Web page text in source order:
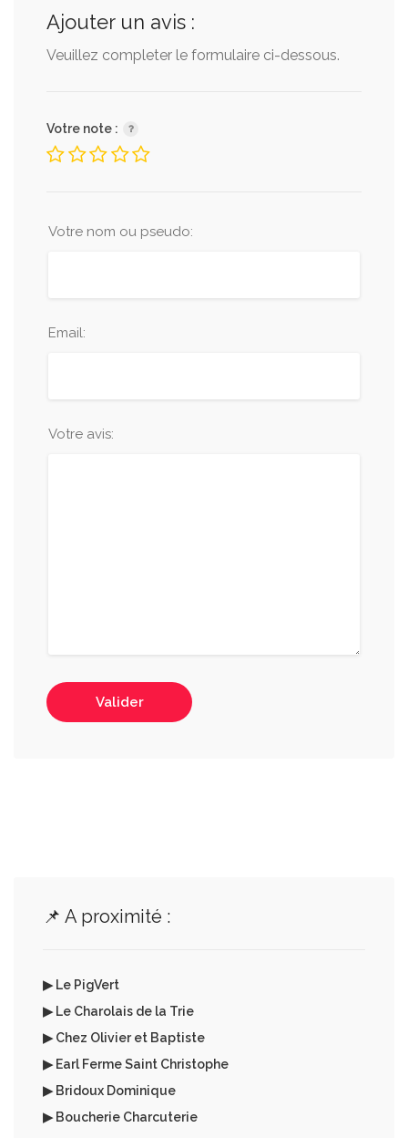
Ajouter un avis :
Veuillez completer le formulaire ci-dessous.
Votre note :
Votre nom ou pseudo:
Email:
Votre avis:
Valider
📌 A proximité :
▶ Le PigVert
▶ Le Charolais de la Trie
▶ Chez Olivier et Baptiste
▶ Earl Ferme Saint Christophe
▶ Bridoux Dominique
▶ Boucherie Charcuterie